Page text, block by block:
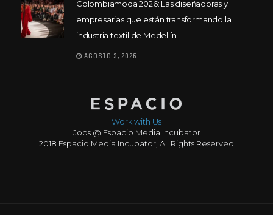
Colombiamoda 2026: Las diseñadoras y
empresarias que están transformando la
industria textil de Medellín
AGOSTO 3, 2026
Work with Us
Jobs @ Espacio Media Incubator
2018 Espacio Media Incubator, All Rights Reserved